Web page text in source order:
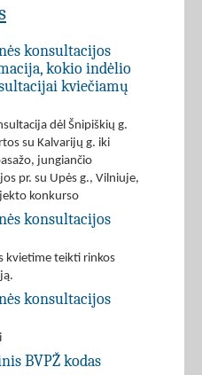
konsultacijos
kokio indėlio
kviečiamų
dėl Šnipiškių g.
su Kalvarijų g. iki
jungiančio
pr. su Upės g., Vilniuje,
konkurso
konsultacijos
kvietime teikti rinkos
konsultacijos
BVPŽ kodas